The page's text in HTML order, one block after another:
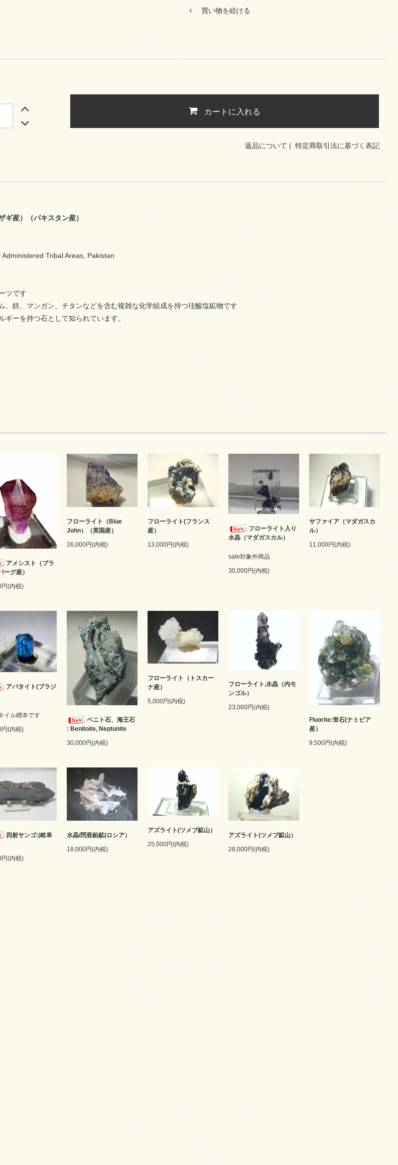
買い物を続ける
カートに入れる
返品について | 特定商取引法に基づく表記
ギ産）（パキスタン産）
Tribal Areas, Pakistan
ツです
、鉄、マンガン、チタンなどを含む複雑な化学組成を持つ珪酸塩鉱物です
ギーを持つ石として知られています。
アメシスト（ブラ
ーグ産）
(内税)
フローライト（Blue
John）（英国産）
26,000円(内税)
フローライト(フランス
産）
13,000円(内税)
フローライト入り
水晶（マダガスカル）
sale対象外商品
30,000円(内税)
サファイア（マダガスカ
ル）
11,000円(内税)
アパタイト(ブラジ
イル標本です
(内税)
ベニト石、海王石
: Benitoite, Neptunite
30,000円(内税)
フローライト（トスカー
ナ産）
5,000円(内税)
フローライト,水晶（内モ
ンゴル）
23,000円(内税)
Fluorite:蛍石(ナミビア
産）
9,500円(内税)
四射サンゴ:(岐阜
(内税)
水晶/閃亜鉛鉱(ロシア）
18,000円(内税)
アズライト(ツメブ鉱山）
25,000円(内税)
アズライト(ツメブ鉱山）
28,000円(内税)